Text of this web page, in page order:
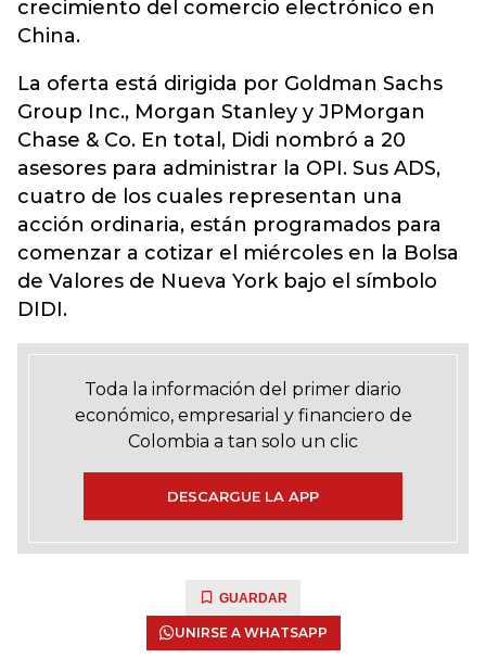
crecimiento del comercio electrónico en
China.
La oferta está dirigida por Goldman Sachs
Group Inc., Morgan Stanley y JPMorgan
Chase & Co. En total, Didi nombró a 20
asesores para administrar la OPI. Sus ADS,
cuatro de los cuales representan una
acción ordinaria, están programados para
comenzar a cotizar el miércoles en la Bolsa
de Valores de Nueva York bajo el símbolo
DIDI.
Toda la información del primer diario
económico, empresarial y financiero de
Colombia a tan solo un clic
DESCARGUE LA APP
GUARDAR
UNIRSE A WHATSAPP